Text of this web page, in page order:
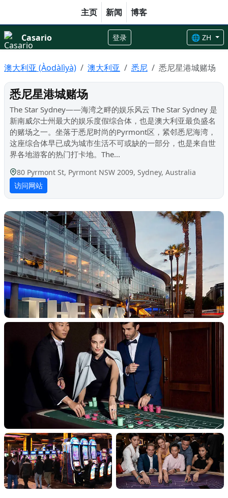
主页 新闻 博客
Casario 登录 🌐 ZH
澳大利亚 (Àodàlìyà) 澳大利亚 悉尼 悉尼星港城赌场
悉尼星港城赌场
The Star Sydney——海湾之畔的娱乐风云 The Star Sydney 是
新南威尔士州最大的娱乐度假综合体，也是澳大利亚最负盛名
的赌场之一。坐落于悉尼时尚的Pyrmont区，紧邻悉尼海湾，
这座综合体早已成为城市生活不可或缺的一部分，也是来自世
界各地游客的热门打卡地。The...
80 Pyrmont St, Pyrmont NSW 2009, Sydney, Australia
访问网站